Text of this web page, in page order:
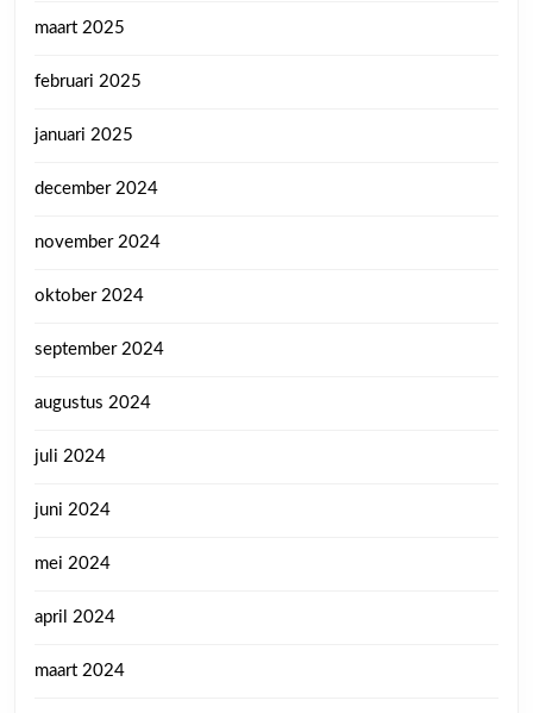
maart 2025
februari 2025
januari 2025
december 2024
november 2024
oktober 2024
september 2024
augustus 2024
juli 2024
juni 2024
mei 2024
april 2024
maart 2024